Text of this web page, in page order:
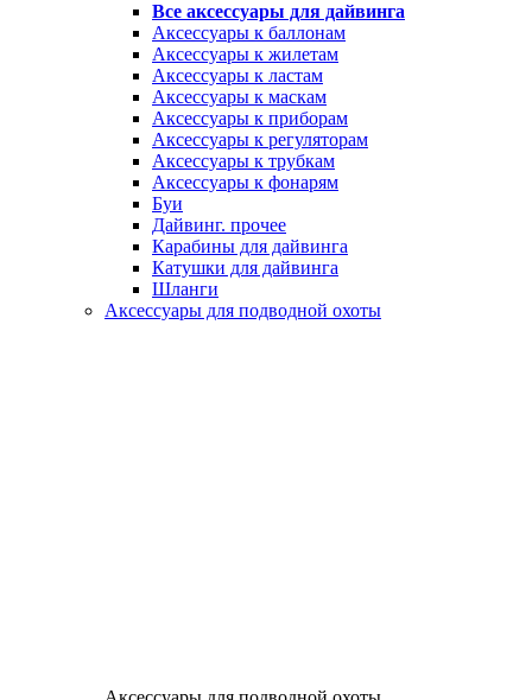
Все аксессуары для дайвинга
Аксессуары к баллонам
Аксессуары к жилетам
Аксессуары к ластам
Аксессуары к маскам
Аксессуары к приборам
Аксессуары к регуляторам
Аксессуары к трубкам
Аксессуары к фонарям
Буи
Дайвинг. прочее
Карабины для дайвинга
Катушки для дайвинга
Шланги
Аксессуары для подводной охоты